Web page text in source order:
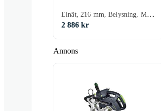
Annons
Elnät, 216 mm, Belysning, Mjukstart, Glidstänger
2 886 kr